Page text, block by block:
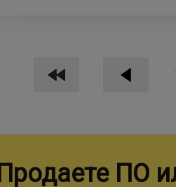
Продаете ПО